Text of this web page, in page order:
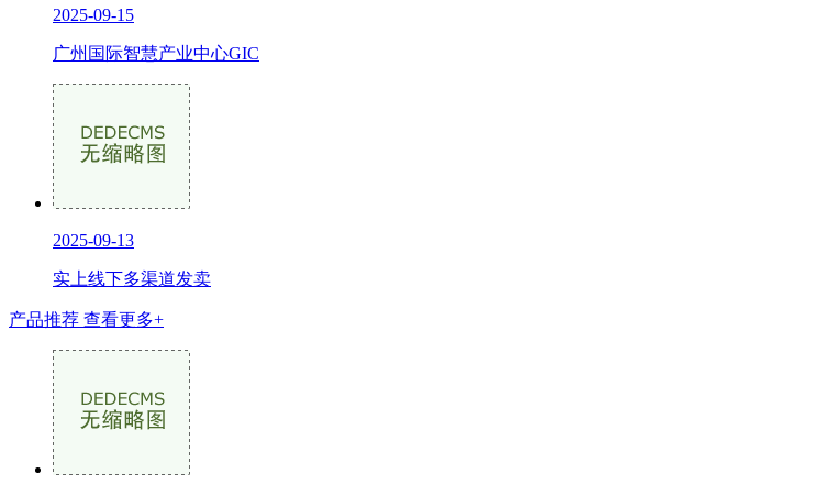
2025-09-15
广州国际智慧产业中心GIC
2025-09-13
实上线下多渠道发卖
产品推荐 查看更多+